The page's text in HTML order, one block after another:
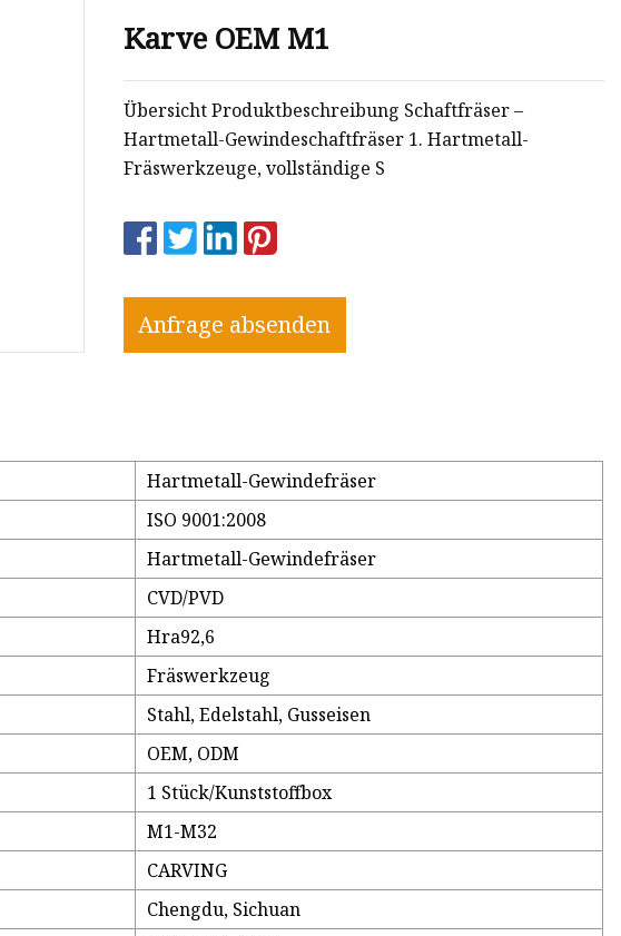
Karve OEM M1
Übersicht Produktbeschreibung Schaftfräser –
Hartmetall-Gewindeschaftfräser 1. Hartmetall-
Fräswerkzeuge, vollständige S
Anfrage absenden
Hartmetall-Gewindefräser
ISO 9001:2008
Hartmetall-Gewindefräser
CVD/PVD
Hra92,6
Fräswerkzeug
Stahl, Edelstahl, Gusseisen
OEM, ODM
1 Stück/Kunststoffbox
M1-M32
CARVING
Chengdu, Sichuan